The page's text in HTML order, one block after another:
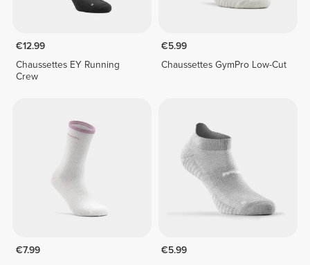
€12.99
Chaussettes EY Running
Crew
€5.99
Chaussettes GymPro Low-Cut
€7.99
€5.99